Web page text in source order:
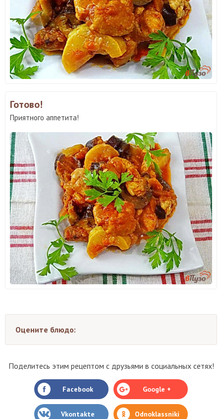
Готово!
Приятного аппетита!
Оцените блюдо:
Поделитесь этим рецептом с друзьями в социальных сетях!
Facebook Google +
Vkontakte Odnoklassniki